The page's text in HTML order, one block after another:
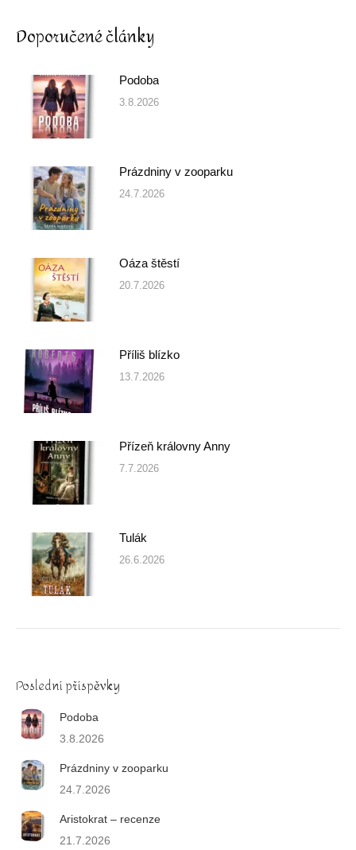
Doporučené články
Podoba
3.8.2026
Prázdniny v zooparku
24.7.2026
Oáza štěstí
20.7.2026
Příliš blízko
13.7.2026
Přízeň královny Anny
7.7.2026
Tulák
26.6.2026
Poslední příspěvky
Podoba
3.8.2026
Prázdniny v zooparku
24.7.2026
Aristokrat – recenze
21.7.2026